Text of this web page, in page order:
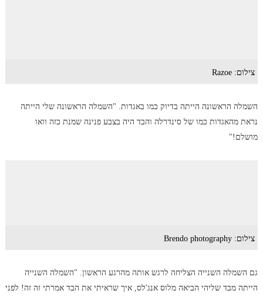
צילום: Razoe
השמלה הראשונה הייתה בדיוק כמו באגדות. "השמלה הראשונה שלי הייתה
נראת מהאגדות כמו של סינדרלה והבד היה בצבע פנינה שמנת כזה וואו
מושלם!"
צילום: Brendo photography
גם השמלה השנייה הצליחה לרגש אותה מהרגע הראשון. "השמלה השנייה
הייתה מבד שליהי הביאה מלוס אנג'לס, איך שראיתי את הבד אמרתי זה זה! לפני